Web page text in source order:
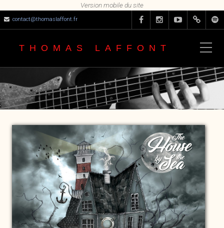
contact@thomaslaffont.fr
THOMAS LAFFONT